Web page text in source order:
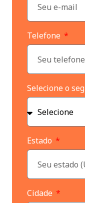
Telefone
Selecione o
Estado
Cidade